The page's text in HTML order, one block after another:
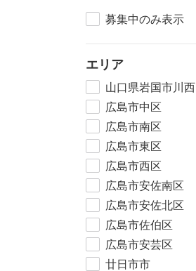
募集中のみ表示
エリア
山口県岩国市川西
広島市中区
広島市南区
広島市東区
広島市西区
広島市安佐南区
広島市安佐北区
広島市佐伯区
広島市安芸区
廿日市市